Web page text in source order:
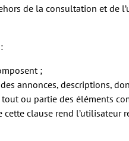
de la consultation et de
;
annonces, descriptions,
ou partie des éléments
clause rend l’utilisateur